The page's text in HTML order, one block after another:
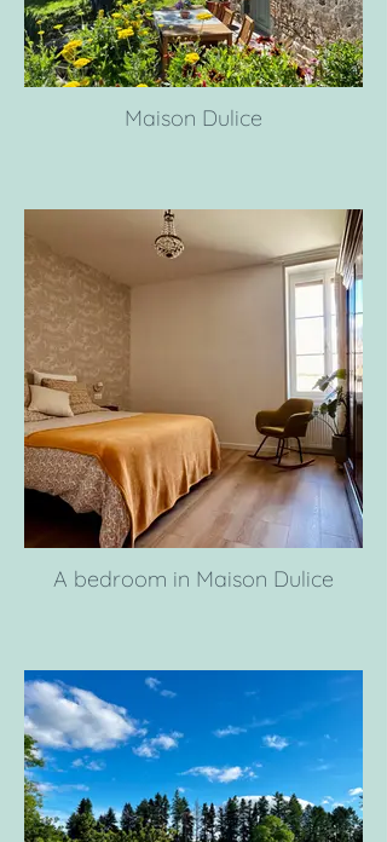
Maison Dulice
A bedroom in Maison Dulice